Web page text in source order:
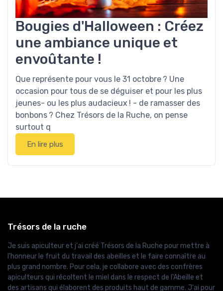
Bougies d'Halloween : Créez
une ambiance unique et
envoûtante !
Que représente pour vous le 31 octobre ? Une
occasion pour tous de se déguiser et pour les plus
jeunes- ou les plus audacieux ! - de ramasser des
bonbons ? Chez Trésors de la Ruche, on pense
surtout q
En lire plus
Trésors de la ruche
Je suis apiculteur et j'ai créé Trésors de la Ruche pour mettre à
l'honneur le fruit du travail des abeilles et le faire connaître au
plus grand nombre. Pour cela, je collabore avec des confrères
apiculteurs qui récoltent le miel dans le respect de l'Abeille et
des artisans qui élaborent des produits haut de gamme. J'ai pour